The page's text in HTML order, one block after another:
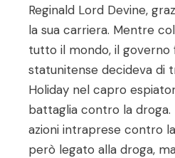
Reginald Lord Devine,
la sua carriera. Mentre
tutto il mondo, il governo
statunitense decideva di
Holiday nel capro
battaglia contro la
azioni intraprese contro
però legato alla droga,